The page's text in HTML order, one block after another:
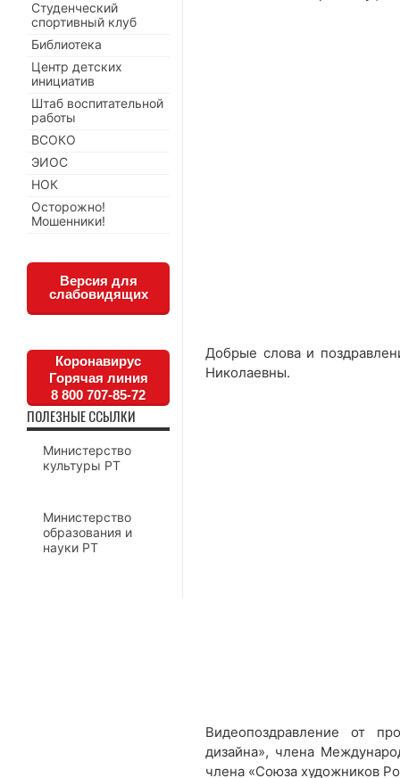
Добрые слова и
Николаевны.
Видеопоздравление от
дизайна», члена
члена «Союза художников
Студенческий
спортивный клуб
Библиотека
Центр детских
инициатив
Штаб воспитательной
работы
ВСОКО
ЭИОС
НОК
Осторожно!
Мошенники!
Версия для
слабовидящих
Коронавирус
Горячая линия
8 800 707-85-72
ПОЛЕЗНЫЕ ССЫЛКИ
Министерство
культуры РТ
Министерство
образования и
науки РТ